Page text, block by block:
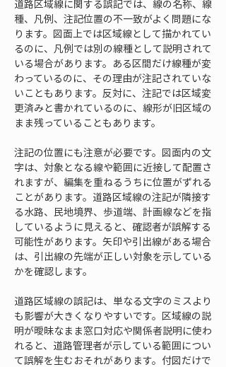
道路区域線に関する誤記では、線の名称、線
種、凡例、注記位置の不一致がよく問題にな
ります。図面上では区域線として描かれてい
るのに、凡例では別の線種として説明されて
いる場合があります。ある区間だけ線種が変
わっているのに、その理由が注記されていな
いこともあります。反対に、注記では区域変
更済みと書かれているのに、線形が旧区域の
まま残っていることもあります。
注記の位置にも注意が必要です。図面内の文
字は、対象となる線や範囲に近接して配置さ
れますが、編集を重ねるうちに位置がずれる
ことがあります。道路区域線の注記が隣接す
る水路、民地境界、歩道端、計画線などを指
しているように見えると、確認者が誤解する
可能性があります。矢印や引出線がある場合
は、引出線の先端が正しい対象を示している
かを確認します。
道路区域線の誤記は、単なる文字のミスより
も影響が大きくなりやすいです。区域線の説
明が曖昧なまま窓口対応や関係者説明に使わ
れると、道路管理者が示している範囲につい
て誤解を生むおそれがあります。付図だけで